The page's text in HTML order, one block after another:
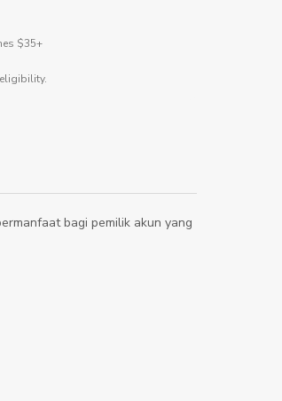
$35+
bagi pemilik akun yang